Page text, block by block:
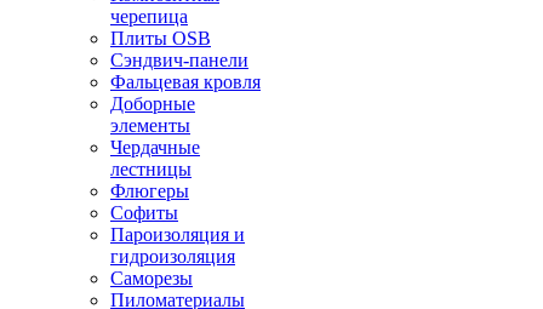
черепица
Плиты OSB
Сэндвич-панели
Фальцевая кровля
Доборные
элементы
Чердачные
лестницы
Флюгеры
Софиты
Пароизоляция и
гидроизоляция
Саморезы
Пиломатериалы